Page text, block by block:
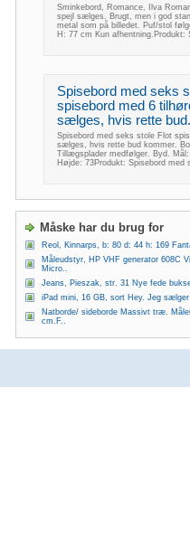
Sminkebord, Romance, Ilva
spejl sælges. Brugt, men i god
metal som på billedet. Puf/stol
H: 77 cm Kun
Spisebord med seks
spisebord med 6
sælges, hvis rette
Spisebord med seks stole Flot
sælges, hvis rette bud kommer.
Tillægsplader medfølger. Byd.
Højde: 73Produkt: Spisebord med
Måske har du brug for
Reol, Kinnarps, b: 80 d: 44 h: 169
Måleudstyr, HP VHF generator 608C
Micro..
Jeans, Pieszak, str. 31 Nye fede
iPad mini, 16 GB, sort Hey. Jeg
Natborde/ sideborde Massivt træ.
cm.F..